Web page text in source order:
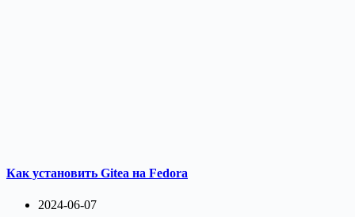
Как установить Gitea на Fedora
2024-06-07